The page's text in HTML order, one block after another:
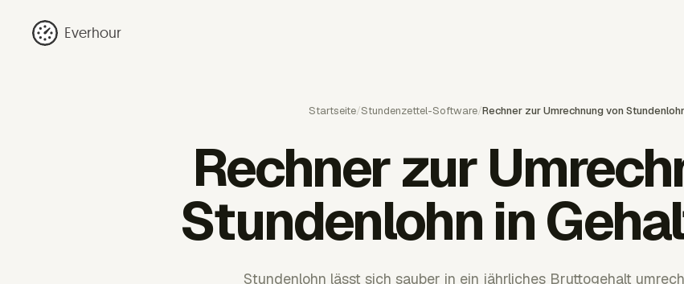
Everhour
Startseite/Stundenzettel-Software/Rechner zur Umrechnung von
Rechner zur
Stundenlohn in
Stundenlohn lässt sich sauber in ein jährliches Bruttogehalt